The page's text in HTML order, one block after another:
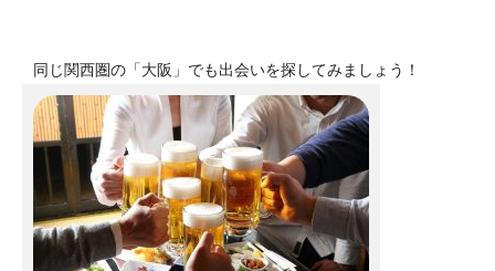
同じ関西圏の「大阪」でも出会いを探してみましょう！